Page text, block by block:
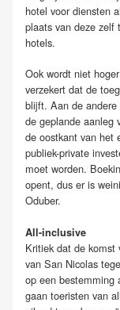
hotel voor diensten
plaats van deze zelf
hotels.
Ook wordt niet
verzekert dat de
blijft. Aan de andere
de geplande aanleg
de oostkant van het
publiek-private
moet worden.
opent, dus er is
Oduber.
All-inclusive
Kritiek dat de komst
van San Nicolas
op een bestemming
gaan toeristen van